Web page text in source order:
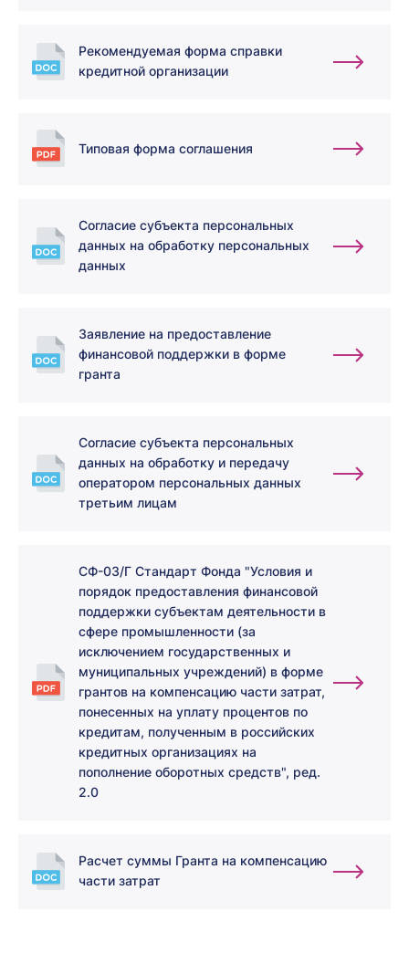
Рекомендуемая форма справки
кредитной организации
Типовая форма соглашения
Согласие субъекта персональных
данных на обработку персональных
данных
Заявление на предоставление
финансовой поддержки в форме
гранта
Cогласие субъекта персональных
данных на обработку и передачу
оператором персональных данных
третьим лицам
СФ-03/Г Стандарт Фонда "Условия и
порядок предоставления финансовой
поддержки субъектам деятельности в
сфере промышленности (за
исключением государственных и
муниципальных учреждений) в форме
грантов на компенсацию части затрат,
понесенных на уплату процентов по
кредитам, полученным в российских
кредитных организациях на
пополнение оборотных средств", ред.
2.0
Расчет суммы Гранта на компенсацию
части затрат